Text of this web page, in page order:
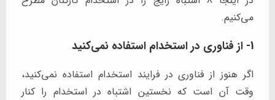
می‌کنیم.
1- از فناوری در استخدام استفاده نمی‌کنید
اگر هنوز از فناوری در فرایند استخدام استفاده نمی‌کنید،
وقت آن است که نخستین اشتباه در استخدام را کنار